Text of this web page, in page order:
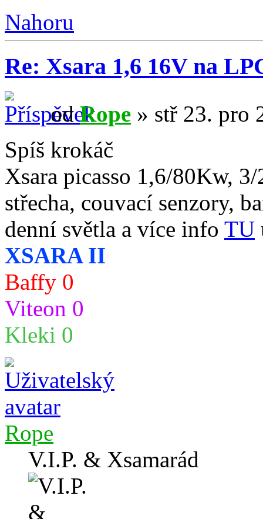
Nahoru
Re: Xsara 1,6 16V na
odRope » stř 23. pro
Spíš krokáč
Xsara picasso 1,6/80Kw,
střecha, couvací senzory,
denní světla a více info TU
XSARA II
Baffy 0
Viteon 0
Kleki 0
Rope
V.I.P. & Xsamarád